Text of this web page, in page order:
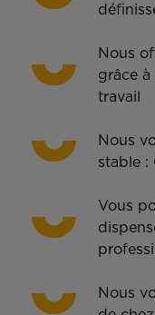
Nous
grâce à
travail
Nous
stable :
Vous
Nous